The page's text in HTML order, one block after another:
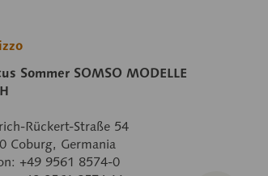
Sommer SOMSO MODELLE
Rückert-Straße 54
Coburg, Germania
+49 9561 8574-0